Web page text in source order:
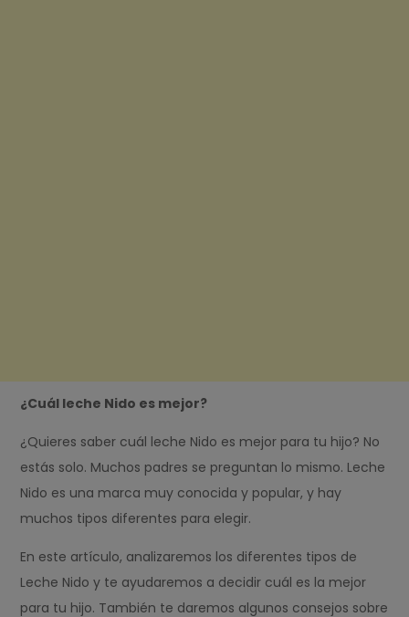
¿Cuál leche Nido es mejor?
¿Quieres saber cuál leche Nido es mejor para tu hijo? No
estás solo. Muchos padres se preguntan lo mismo. Leche
Nido es una marca muy conocida y popular, y hay
muchos tipos diferentes para elegir.
En este artículo, analizaremos los diferentes tipos de
Leche Nido y te ayudaremos a decidir cuál es la mejor
para tu hijo. También te daremos algunos consejos sobre